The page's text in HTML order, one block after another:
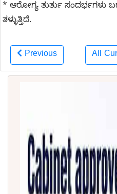
* ಆರೋಗ್ಯ ತುರ್ತು ಸಂದರ್ಭಗಳು
ತಳ್ಳುತ್ತಿದೆ.
Previous All